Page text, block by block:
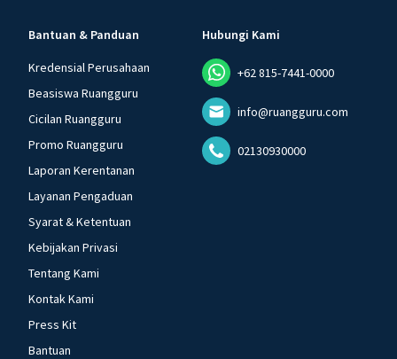
Bantuan & Panduan
Kredensial Perusahaan
Beasiswa Ruangguru
Cicilan Ruangguru
Promo Ruangguru
Laporan Kerentanan
Layanan Pengaduan
Syarat & Ketentuan
Kebijakan Privasi
Tentang Kami
Kontak Kami
Press Kit
Bantuan
Hubungi Kami
+62 815-7441-0000
info@ruangguru.com
02130930000